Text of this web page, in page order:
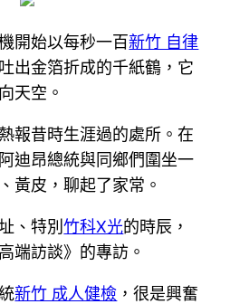
開始以每秒一百新竹 自律
出金箔折成的千紙鶴，它
天空。
報昔時生涯過的處所。在
迪昂總統與同鄉們圍坐一
黃皮，聊起了家常。
、特別竹科X光的時辰，
端訪談》的專訪。
新竹 成人健檢 ，很是興奮